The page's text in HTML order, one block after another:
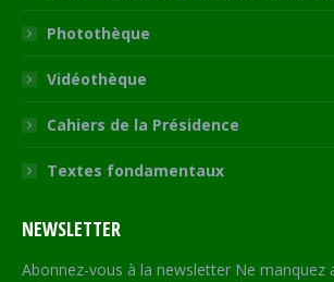
Photothèque
Vidéothèque
Cahiers de la Présidence
Textes fondamentaux
NEWSLETTER
Abonnez-vous à la newsletter Ne manquez